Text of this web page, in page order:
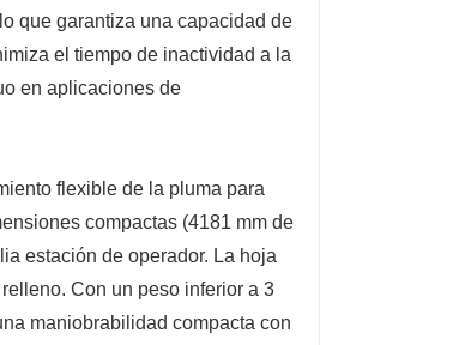
que garantiza una capacidad de
el tiempo de inactividad a la
en aplicaciones de
flexible de la pluma para
compactas (4181 mm de
estación de operador. La hoja
Con un peso inferior a 3
maniobrabilidad compacta con